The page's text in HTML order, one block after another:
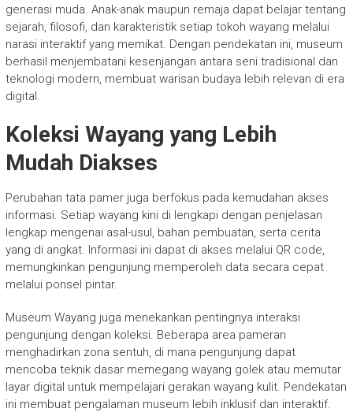
generasi muda. Anak-anak maupun remaja dapat belajar tentang
sejarah, filosofi, dan karakteristik setiap tokoh wayang melalui
narasi interaktif yang memikat. Dengan pendekatan ini, museum
berhasil menjembatani kesenjangan antara seni tradisional dan
teknologi modern, membuat warisan budaya lebih relevan di era
digital.
Koleksi Wayang yang Lebih
Mudah Diakses
Perubahan tata pamer juga berfokus pada kemudahan akses
informasi. Setiap wayang kini di lengkapi dengan penjelasan
lengkap mengenai asal-usul, bahan pembuatan, serta cerita
yang di angkat. Informasi ini dapat di akses melalui QR code,
memungkinkan pengunjung memperoleh data secara cepat
melalui ponsel pintar.
Museum Wayang juga menekankan pentingnya interaksi
pengunjung dengan koleksi. Beberapa area pameran
menghadirkan zona sentuh, di mana pengunjung dapat
mencoba teknik dasar memegang wayang golek atau memutar
layar digital untuk mempelajari gerakan wayang kulit. Pendekatan
ini membuat pengalaman museum lebih inklusif dan interaktif.